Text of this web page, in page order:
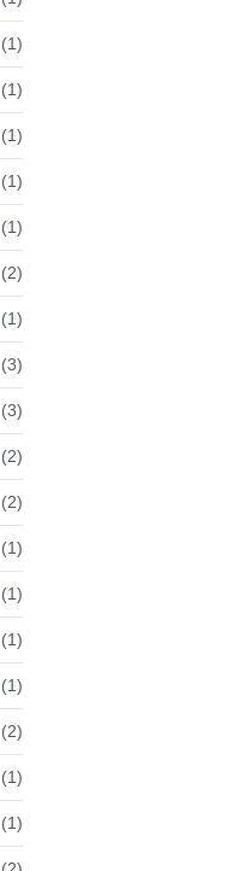
(1)
(1)
(1)
(1)
(1)
(2)
(1)
(3)
(3)
(2)
(2)
(1)
(1)
(1)
(1)
(2)
(1)
(1)